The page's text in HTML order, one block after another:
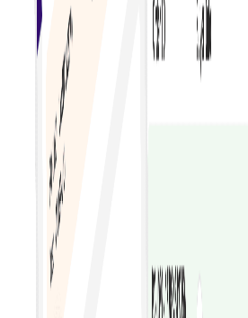
ปกป้องข้อมูลใบแจ้งหนี้ด้วยการเข้า
เข้าถึงที่ปลอดภัยเพื่อปกป้องข้อมูลทา